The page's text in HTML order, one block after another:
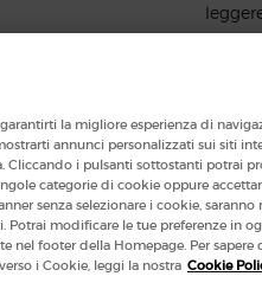
One
la migliore esperienza di
annunci personalizzati sui siti
Cliccando i pulsanti sottostanti potrai
categorie di cookie oppure
senza selezionare i cookie, saranno
Potrai modificare le tue preferenze in
nel footer della Homepage. Per sapere
i Cookie, leggi la nostra Cookie